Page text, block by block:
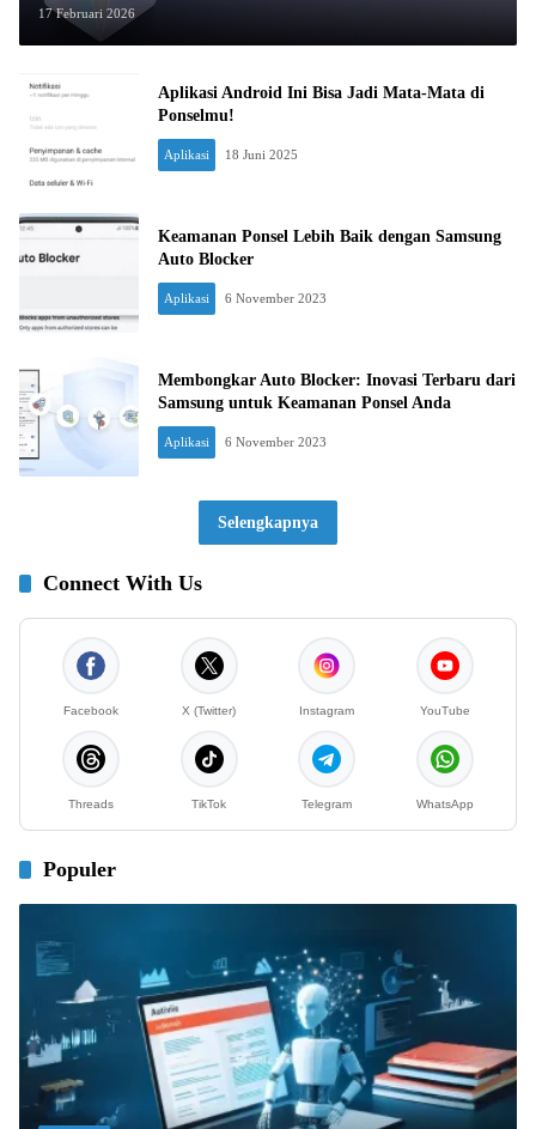
17 Februari 2026
Aplikasi Android Ini Bisa Jadi Mata-Mata di
Ponselmu!
Aplikasi 18 Juni 2025
Keamanan Ponsel Lebih Baik dengan Samsung
Auto Blocker
Aplikasi 6 November 2023
Membongkar Auto Blocker: Inovasi Terbaru dari
Samsung untuk Keamanan Ponsel Anda
Aplikasi 6 November 2023
Selengkapnya
Connect With Us
Facebook X (Twitter) Instagram YouTube
Threads TikTok Telegram WhatsApp
Populer